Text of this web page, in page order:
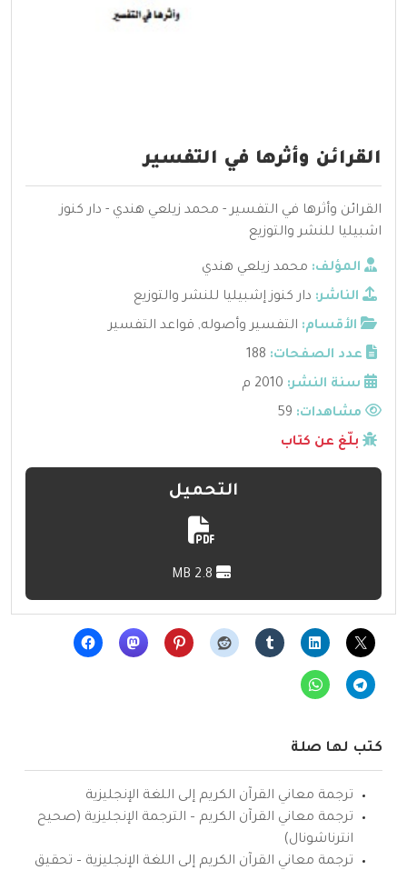
القرائن وأثرها في التفسير
القرائن وأثرها في التفسير - محمد زيلعي هندي - دار كنوز
اشبيليا للنشر والتوزيع
المؤلف: محمد زيلعي هندي
الناشر: دار كنوز إشبيليا للنشر والتوزيع
الأقسام: التفسير وأصوله, قواعد التفسير
عدد الصفحات: 188
سنة النشر: 2010 م
مشاهدات:
بلّغ عن كتاب
التحميل
كتب لها صلة
ترجمة معاني القرآن الكريم إلى اللغة الإنجليزية
ترجمة معاني القرآن الكريم – الترجمة الإنجليزية (صحيح
انترناشونال)
ترجمة معاني القرآن الكريم إلى اللغة الإنجليزية – تحقيق